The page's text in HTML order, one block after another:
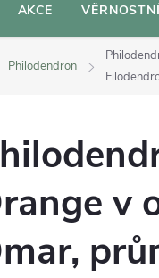
AKCE
Philodendron
v